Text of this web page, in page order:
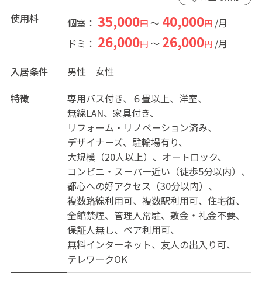
◆共有スペース充実！◆
1階の広い食堂、調理用具の揃ったキッチン、トレーニン
グルーム、ランドリー、どちらも24時間使えます。
シアタールームでは楽器の演奏も可能！
◆プライベート充実！◆
各ユニットは2～3部屋の居室で構成されており、男女
別々のエリアに別れています。トイレ・シャワー・洗面
所は2～3人でひとつを共有するので、混雑することなく
余裕をもって使えます。家具持ち込みＯＫ。共用部・居
室とも無線で光インターネットにアクセス可。居室では
有線LANも使えますので、在宅で仕事をする方にも便利
◆最短一か月から入居ＯＫ！◆
出張や研修、就職活動などの短期滞在にも適していま
使用料 個室： 35,000円～ 40,000円/月
ドミ： 26,000円～ 26,000円/月
入居条件
男性
女性
特徴
専用バス付き ６畳以上
洋室
無線LAN
家具付き
リフォーム・リノベーション済み
デザイナーズ
駐輪場有り
大規模（20人以上）
オートロック
コンビニ・スーパー近い（徒歩5分以内）
都心への好アクセス（30分以内）
複数路線利用可
複数駅利用可
住宅街
全館禁煙
管理人常駐
敷金・礼金不要
保証人無し
ペア利用可
無料インターネット
友人の出入り可
テレワークOK